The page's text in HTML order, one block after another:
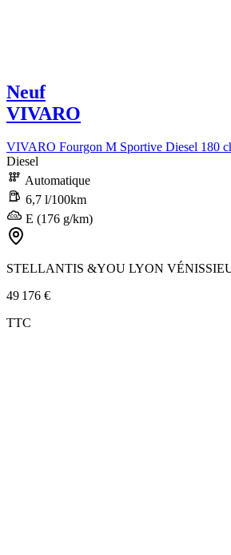
Neuf
VIVARO
VIVARO Fourgon M Sportive Diesel 180
Diesel
Automatique
6,7 l/100km
E (176 g/km)
STELLANTIS &YOU LYON
49 176 €
TTC